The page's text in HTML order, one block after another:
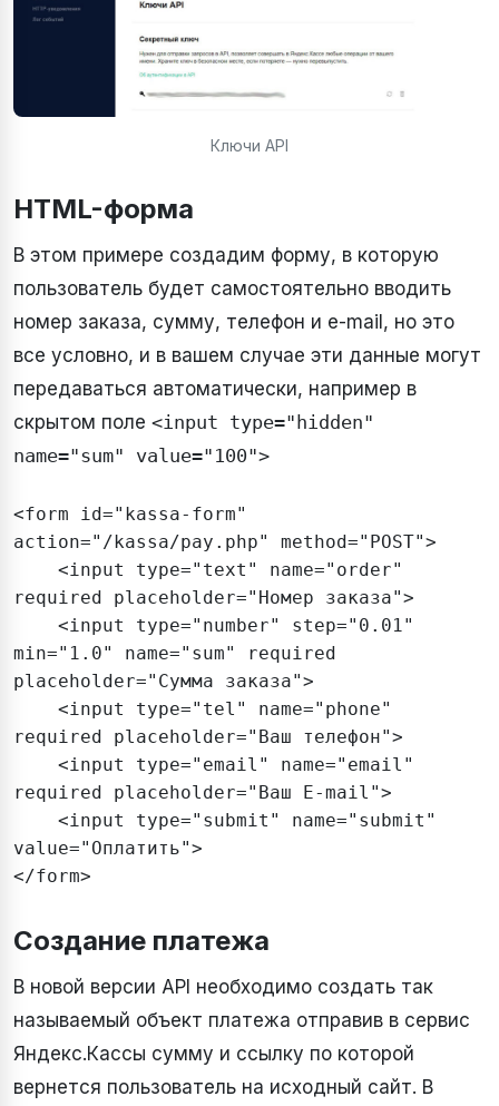
Ключи API
HTML-форма
В этом примере создадим форму, в которую
пользователь будет самостоятельно вводить
номер заказа, сумму, телефон и e-mail, но это
все условно, и в вашем случае эти данные могут
передаваться автоматически, например в
скрытом поле <input type="hidden"
name="sum" value="100">
<form id="kassa-form"
action="/kassa/pay.php" method="POST">
required placeholder="Номер заказа">
min="1.0" name="sum" required
placeholder="Сумма заказа">
required placeholder="Ваш телефон">
required placeholder="Ваш E-mail">
value="Оплатить">
</form>
Создание платежа
В новой версии API необходимо создать так
называемый объект платежа отправив в сервис
Яндекс.Кассы сумму и ссылку по которой
вернется пользователь на исходный сайт. В